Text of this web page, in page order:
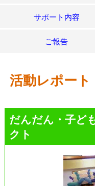
サポート内容
ご報告
活動レポート
だんだん・子ど
クト